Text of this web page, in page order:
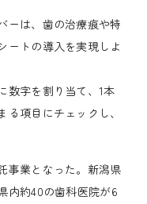
ーは、歯の治療痕や特
ートの導入を実現しよ
数字を割り当て、1本
項目にチェックし、
事業となった。新潟県
内約40の歯科医院が6